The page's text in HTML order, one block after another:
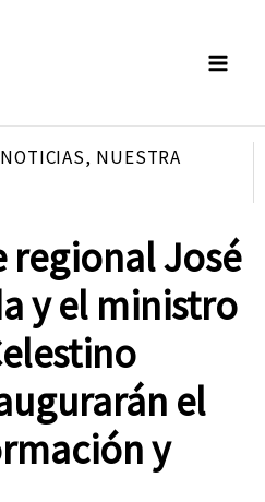
NOTICIAS, NUESTRA
regional José
y el ministro
el
y